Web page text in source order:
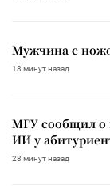
Мужчина с
18 минут назад
МГУ сообщил о
ИИ у
28 минут назад